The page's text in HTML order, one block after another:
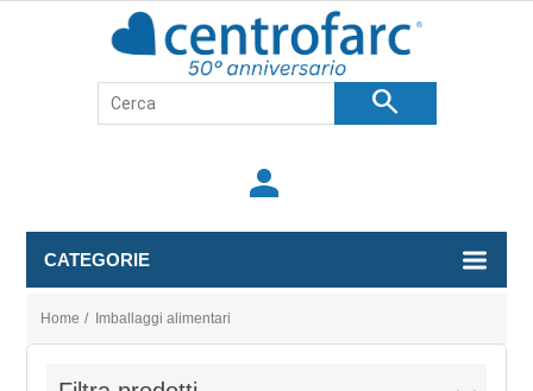
search
person
CATEGORIE
Home / Imballaggi alimentari